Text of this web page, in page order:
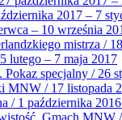
2017 – 7
– 10 września
mistrza /
lutego – 7 maja 2017
Pokaz specjalny / 26
MNW / 17 listopada
/ 1 października
Gmach MNW